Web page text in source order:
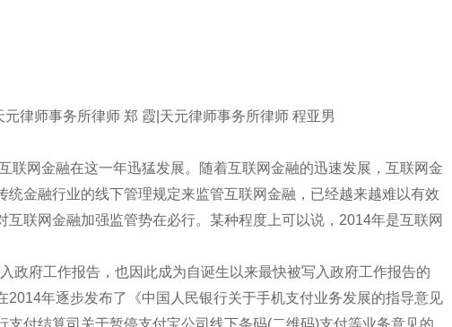
律师事务所律师 郑 霞|天元律师事务所律师 程亚男
联网金融在这一年迅猛发展。随着互联网金融的迅速发展，互联网金
统金融行业的线下管理规定来监管互联网金融，已经越来越难以有效
互联网金融加强监管势在必行。某种程度上可以说，2014年是互联网
政府工作报告，也因此成为自诞生以来最快被写入政府工作报告的
2014年逐步发布了《中国人民银行关于手机支付业务发展的指导意见
支付结算司关于暂停支付宝公司线下条码(二维码)支付等业务意见的